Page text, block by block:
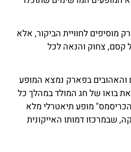
מוסיפים לחוויית הביקור, אלא
קסם, צחוק והנאה לכל
והאהובים בפארק נמצא המופע
בואו של חג המולד במהלך כל
מופע תיאטרלי מלא
שבמרכזו דמותו האייקונית